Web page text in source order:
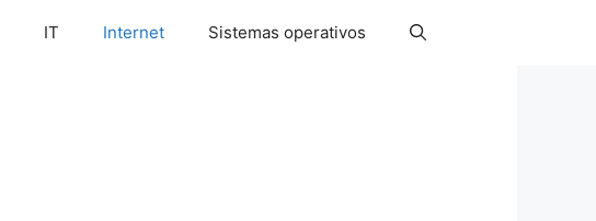
IT Internet Sistemas operativos